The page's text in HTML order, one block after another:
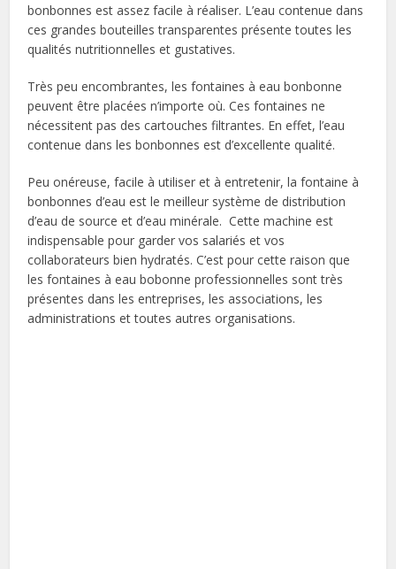
bonbonnes est assez facile à réaliser. L’eau contenue dans
ces grandes bouteilles transparentes présente toutes les
qualités nutritionnelles et gustatives.
Très peu encombrantes, les fontaines à eau bonbonne
peuvent être placées n’importe où. Ces fontaines ne
nécessitent pas des cartouches filtrantes. En effet, l’eau
contenue dans les bonbonnes est d’excellente qualité.
Peu onéreuse, facile à utiliser et à entretenir, la fontaine à
bonbonnes d’eau est le meilleur système de distribution
d’eau de source et d’eau minérale. Cette machine est
indispensable pour garder vos salariés et vos
collaborateurs bien hydratés. C’est pour cette raison que
les fontaines à eau bobonne professionnelles sont très
présentes dans les entreprises, les associations, les
administrations et toutes autres organisations.